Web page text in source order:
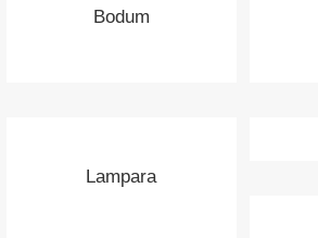
Bodum
Lampara